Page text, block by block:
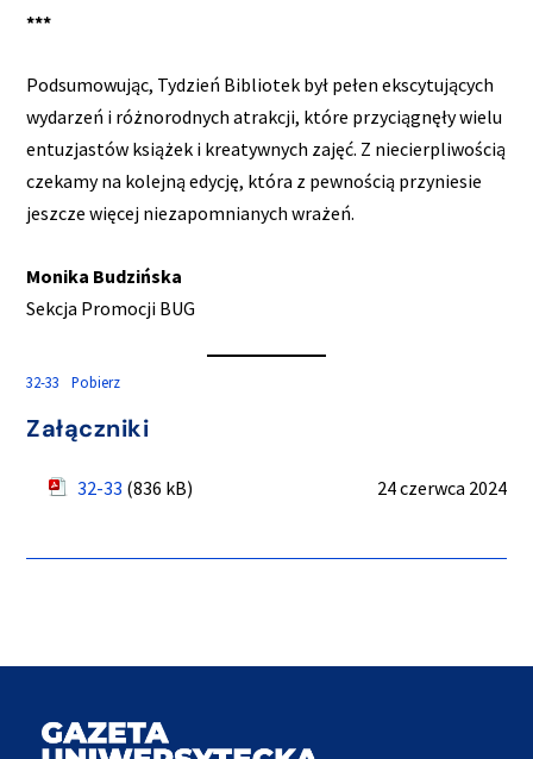
***
Podsumowując, Tydzień Bibliotek był pełen ekscytujących
wydarzeń i różnorodnych atrakcji, które przyciągnęły wielu
entuzjastów książek i kreatywnych zajęć. Z niecierpliwością
czekamy na kolejną edycję, która z pewnością przyniesie
jeszcze więcej niezapomnianych wrażeń.
Monika Budzińska
Sekcja Promocji BUG
32-33 Pobierz
Załączniki
32-33 (836 kB) 24 czerwca 2024